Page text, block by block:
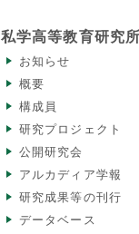
私学高等教育研究所
お知らせ
概要
構成員
研究プロジェクト
公開研究会
アルカディア学報
研究成果等の刊行
データベース